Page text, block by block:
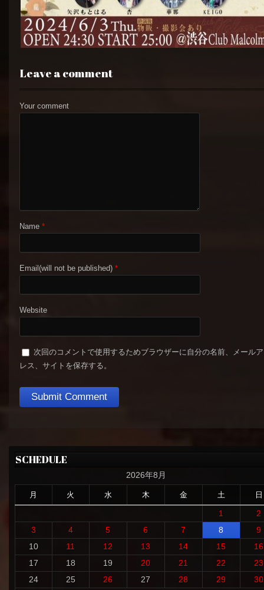
Leave a comment
Your comment
Name *
Email(will not be published) *
Website
次回のコメントで使用するためブラウザーに自分の名前、メール
レス、サイトを保存する。
SCHEDULE
2026年8月
月 火 水 木 金 土 日
1
2
3
4 5 6 7 8
9
10
11 12 13 14 15
16
17
18 19 20 21 22
23
24
25 26 27 28 29
30